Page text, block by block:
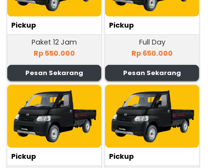
Pickup
Paket 12 Jam
Rp 550.000
Pesan Sekarang
Pickup
Full Day
Rp 650.000
Pesan Sekarang
Pickup
Pickup